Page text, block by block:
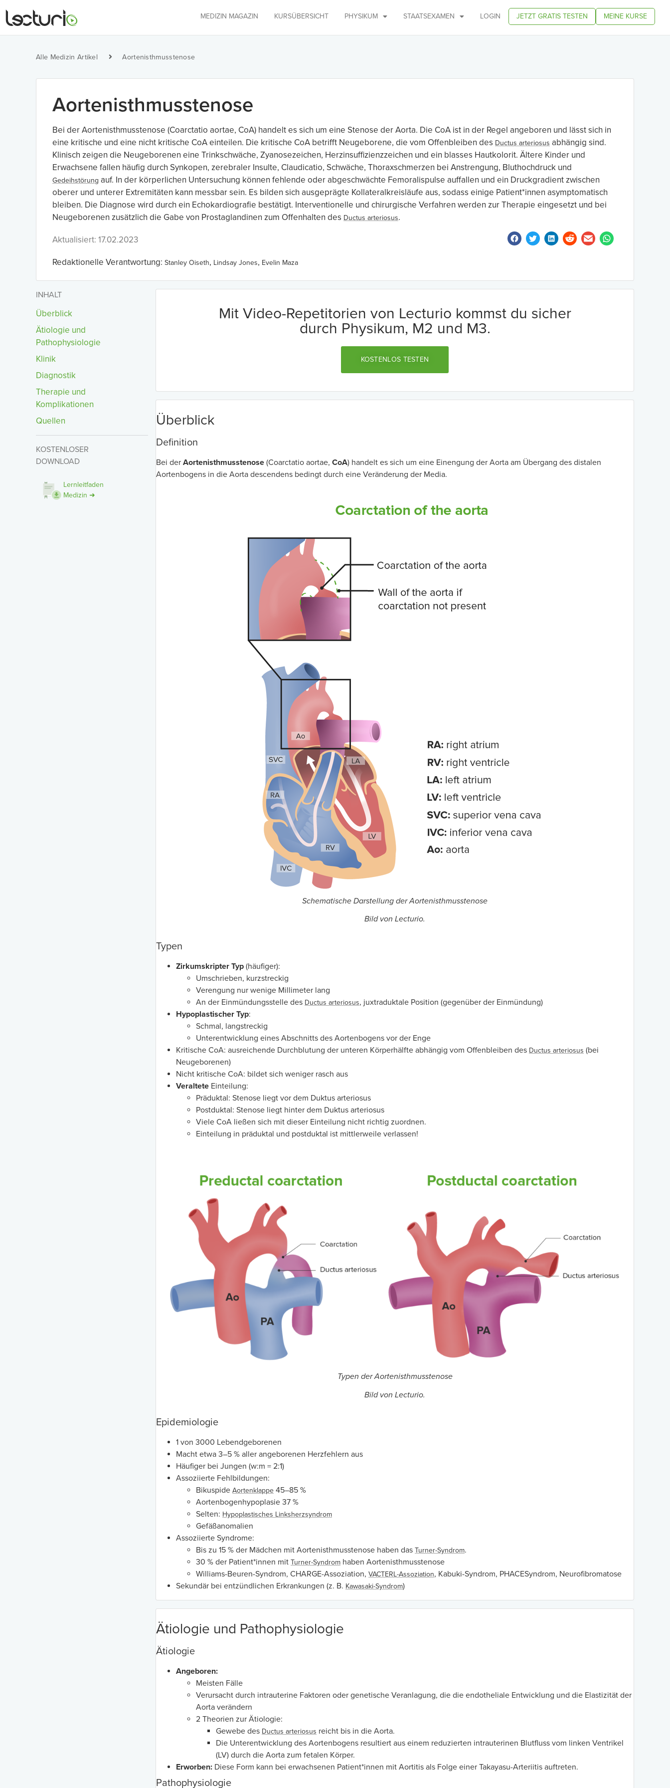
MEDIZIN MAGAZIN KURSÜBERSICHT PHYSIKUM STAATSEXAMEN LOGIN JETZT GRATIS TESTEN MEINE KURSE
Alle Medizin Artikel Aortenisthmusstenose
Aortenisthmusstenose
Bei der Aortenisthmusstenose (Coarctatio aortae, CoA) handelt es sich um eine Stenose der Aorta. Die CoA ist in der Regel angeboren und lässt sich in
eine kritische und eine nicht kritische CoA einteilen. Die kritische CoA betrifft Neugeborene, die vom Offenbleiben des Ductus arteriosus abhängig sind.
Klinisch zeigen die Neugeborenen eine Trinkschwäche, Zyanosezeichen, Herzinsuffizienzzeichen und ein blasses Hautkolorit. Ältere Kinder und
Erwachsene fallen häufig durch Synkopen, zerebraler Insulte, Claudicatio, Schwäche, Thoraxschmerzen bei Anstrengung, Bluthochdruck und
Gedeihstörung auf. In der körperlichen Untersuchung können fehlende oder abgeschwächte Femoralispulse auffallen und ein Druckgradient zwischen
oberer und unterer Extremitäten kann messbar sein. Es bilden sich ausgeprägte Kollateralkreisläufe aus, sodass einige Patient*innen asymptomatisch
bleiben. Die Diagnose wird durch ein Echokardiografie bestätigt. Interventionelle und chirurgische Verfahren werden zur Therapie eingesetzt und bei
Neugeborenen zusätzlich die Gabe von Prostaglandinen zum Offenhalten des Ductus arteriosus.
Aktualisiert: 17.02.2023
Redaktionelle Verantwortung: Stanley Oiseth, Lindsay Jones, Evelin Maza
INHALT
Überblick
Ätiologie und
Pathophysiologie
Klinik
Diagnostik
Therapie und
Komplikationen
Quellen
KOSTENLOSER
DOWNLOAD
Lernleitfaden
Medizin ➜
Mit Video-Repetitorien von Lecturio kommst du sicher
durch Physikum, M2 und M3.
KOSTENLOS TESTEN
Überblick
Definition
Bei der Aortenisthmusstenose (Coarctatio aortae, CoA) handelt es sich um eine Einengung der Aorta am Übergang des distalen
Aortenbogens in die Aorta descendens bedingt durch eine Veränderung der Media.
Schematische Darstellung der Aortenisthmusstenose
Bild von Lecturio.
Typen
Zirkumskripter Typ (häufiger):
Umschrieben, kurzstreckig
Verengung nur wenige Millimeter lang
An der Einmündungsstelle des Ductus arteriosus, juxtraduktale Position (gegenüber der Einmündung)
Hypoplastischer Typ:
Schmal, langstreckig
Unterentwicklung eines Abschnitts des Aortenbogens vor der Enge
Kritische CoA: ausreichende Durchblutung der unteren Körperhälfte abhängig vom Offenbleiben des Ductus arteriosus (bei
Neugeborenen)
Nicht kritische CoA: bildet sich weniger rasch aus
Veraltete Einteilung:
Präduktal: Stenose liegt vor dem Duktus arteriosus
Postduktal: Stenose liegt hinter dem Duktus arteriosus
Viele CoA ließen sich mit dieser Einteilung nicht richtig zuordnen.
Einteilung in präduktal und postduktal ist mittlerweile verlassen!
Typen der Aortenisthmusstenose
Bild von Lecturio.
Epidemiologie
1 von 3000 Lebendgeborenen
Macht etwa 3–5 % aller angeborenen Herzfehlern aus
Häufiger bei Jungen (w:m = 2:1)
Assoziierte Fehlbildungen:
Bikuspide Aortenklappe 45–85 %
Aortenbogenhypoplasie 37 %
Selten: Hypoplastisches Linksherzsyndrom
Gefäßanomalien
Assoziierte Syndrome:
Bis zu 15 % der Mädchen mit Aortenisthmusstenose haben das Turner-Syndrom.
30 % der Patient*innen mit Turner-Syndrom haben Aortenisthmusstenose
Williams-Beuren-Syndrom, CHARGE-Assoziation, VACTERL-Assoziation, Kabuki-Syndrom, PHACESyndrom, Neurofibromatose
Sekundär bei entzündlichen Erkrankungen (z. B. Kawasaki-Syndrom)
Ätiologie und Pathophysiologie
Ätiologie
Angeboren:
Meisten Fälle
Verursacht durch intrauterine Faktoren oder genetische Veranlagung, die die endotheliale Entwicklung und die Elastizität der
Aorta verändern
2 Theorien zur Ätiologie:
Gewebe des Ductus arteriosus reicht bis in die Aorta.
Die Unterentwicklung des Aortenbogens resultiert aus einem reduzierten intrauterinen Blutfluss vom linken Ventrikel
(LV) durch die Aorta zum fetalen Körper.
Erworben: Diese Form kann bei erwachsenen Patient*innen mit Aortitis als Folge einer Takayasu-Arteriitis auftreten.
Pathophysiologie